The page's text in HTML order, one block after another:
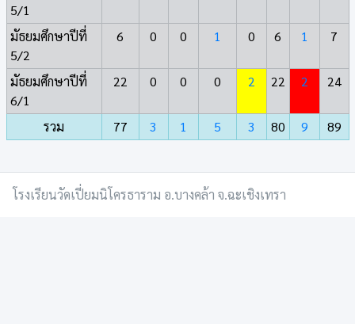
5/1
มัธยมศึกษาปีที่
5/2
6 0 0 1 0 6 1 7
มัธยมศึกษาปีที่
6/1
22 0 0 0 2 22 2 24
รวม 77 3 1 5 3 80 9 89
โรงเรียนวัดเปี่ยมนิโครธาราม อ.บางคล้า จ.ฉะเชิงเทรา